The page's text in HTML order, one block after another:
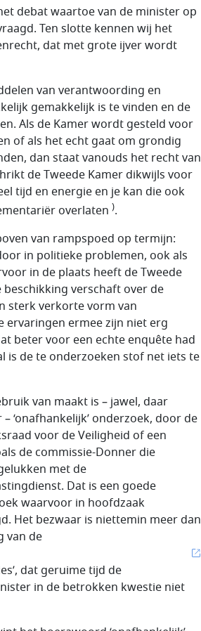
debat waartoe van de minister op
Ten slotte kennen wij het
dat met grote ijver wordt
van verantwoording en
gemakkelijk is te vinden en de
Als de Kamer wordt gesteld voor
of als het echt gaat om grondig
dan staat vanouds het recht van
de Tweede Kamer dikwijls voor
tijd en energie en je kan die ook
overlaten ).
van rampspoed op termijn:
in politieke problemen, ook als
in de plaats heeft de Tweede
verschaft over de
sterk verkorte vorm van
ervaringen ermee zijn niet erg
beter voor een echte enquête had
is de te onderzoeken stof net iets te
van maakt is – jawel, daar
‘onafhankelijk’ onderzoek, door de
voor de Veiligheid of een
de commissie-Donner die
met de
Dat is een goede
waarvoor in hoofdzaak
Het bezwaar is niettemin meer dan
van de
dat geruime tijd de
in de betrokken kwestie niet